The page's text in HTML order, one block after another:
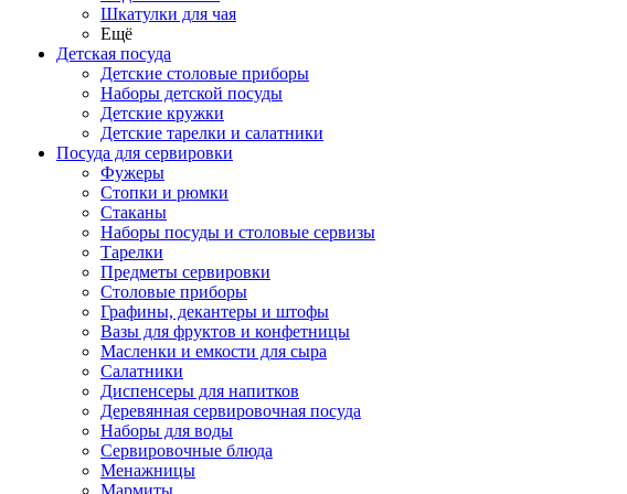
Шкатулки для чая
Ещё
Детская посуда
Детские столовые приборы
Наборы детской посуды
Детские кружки
Детские тарелки и салатники
Посуда для сервировки
Фужеры
Стопки и рюмки
Стаканы
Наборы посуды и столовые сервизы
Тарелки
Предметы сервировки
Столовые приборы
Графины, декантеры и штофы
Вазы для фруктов и конфетницы
Масленки и емкости для сыра
Салатники
Диспенсеры для напитков
Деревянная сервировочная посуда
Наборы для воды
Сервировочные блюда
Менажницы
Мармиты